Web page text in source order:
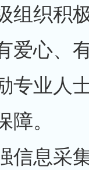
组织积
爱心、
专业人
障。
息采集